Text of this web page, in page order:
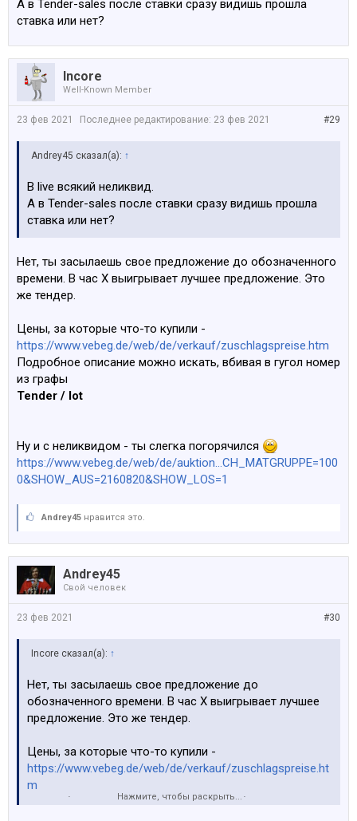
Очень много вариантов, что продается из под
военных, они без доков, сертификатов и не
растаможены (это в основном форды всякие будут).
Остальное, вроде все понятно.
Выйграл-заплатил-забрал
финальные цены для обоих типов аукционов по
ссылкам в самом низу страницы
А в Tender-sales после ставки сразу видишь прошла
ставка или нет?
Incore
Well-Known Member
#29
23 фев 2021 Последнее редактирование: 23 фев 2021
Andrey45 сказал(а): ↑
В live всякий неликвид.
А в Tender-sales после ставки сразу видишь прошла
ставка или нет?
Нет, ты засылаешь свое предложение до обозначенного
времени. В час Х выигрывает лучшее предложение. Это
же тендер.
Цены, за которые что-то купили -
https://www.vebeg.de/web/de/verkauf/zuschlagspreise.htm
Подробное описание можно искать, вбивая в гугол номер
из графы
Tender / lot
Ну и с неликвидом - ты слегка погорячился
https://www.vebeg.de/web/de/auktion...CH_MATGRUPPE=100
0&SHOW_AUS=2160820&SHOW_LOS=1
Andrey45 нравится это.
Andrey45
Свой человек
#30
23 фев 2021
Incore сказал(а): ↑
Нет, ты засылаешь свое предложение до
обозначенного времени. В час Х выигрывает лучшее
предложение. Это же тендер.
Цены, за которые что-то купили -
https://www.vebeg.de/web/de/verkauf/zuschlagspreise.ht
m
Подробное описание можно искать, вбивая в гугол
Нажмите, чтобы раскрыть...